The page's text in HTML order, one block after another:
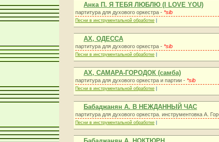
Анка П. Я ТЕБЯ ЛЮБЛЮ (I LOVE YOU)
партитура для духового оркестра - *sib
Песни в инструментальной обработке
АХ, ОДЕССА
партитура для духового оркестра - *sib
Песни в инструментальной обработке
АХ, САМАРА-ГОРОДОК (самба)
партитура для духового оркестра и партии - *sib
Песни в инструментальной обработке
Бабаджанян А. В НЕЖДАННЫЙ ЧАС
партитура для духового оркестра. инструментовка А.
Песни в инструментальной обработке